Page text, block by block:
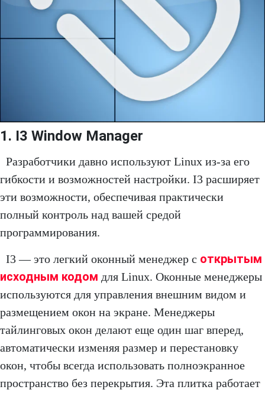
1. I3 Window Manager
Разработчики давно используют Linux из-за его
гибкости и возможностей настройки. I3 расширяет
эти возможности, обеспечивая практически
полный контроль над вашей средой
программирования.
I3 — это легкий оконный менеджер с открытым
исходным кодом для Linux. Оконные менеджеры
используются для управления внешним видом и
размещением окон на экране. Менеджеры
тайлинговых окон делают еще один шаг вперед,
автоматически изменяя размер и перестановку
окон, чтобы всегда использовать полноэкранное
пространство без перекрытия. Эта плитка работает